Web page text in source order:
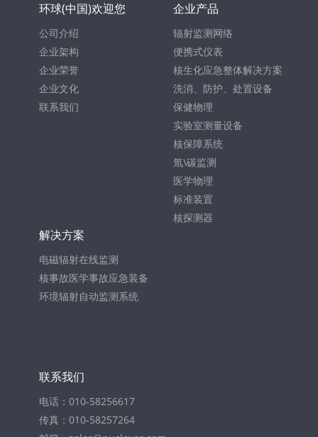
环球(中国)欢迎您
公司介绍
企业架构
企业荣誉
企业文化
联系我们
企业产品
辐射监测网络
便携式仪表
核生化应急整体解决方案
洗消、防护、处置设备
保健物理
实验室测量设备
核保障系统
氚\碳监测
医学物理
标准装置
核探测器
解决方案
电磁辐射在线监测
核事故医学事故应急装备
环境辐射自动监测系统
联系我们
电话：010-58256617
传真：010-58257264